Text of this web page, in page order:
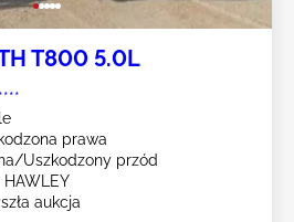
T800 5.0L
prawa
Uszkodzony przód
aukcja